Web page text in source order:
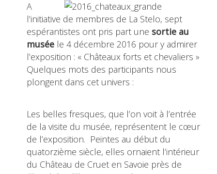
A
l’initiative de membres de La Stelo, sept
espérantistes ont pris part une sortie au
musée le 4 décembre 2016 pour y admirer
l’exposition : « Châteaux forts et chevaliers »
Quelques mots des participants nous
plongent dans cet univers :
Les belles fresques, que l’on voit à l’entrée
de la visite du musée, représentent le cœur
de l’exposition. Peintes au début du
quatorzième siècle, elles ornaient l’intérieur
du Château de Cruet en Savoie près de